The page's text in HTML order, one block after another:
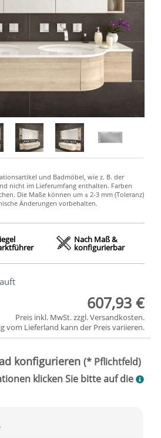
Nach Maß &
konfigurierbar
607,93 €
Preis inkl. MwSt. zzgl.Versandkosten.
vom Lieferland kann der Preis variieren.